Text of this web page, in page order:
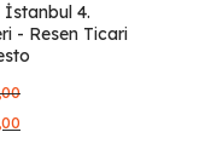
İstanbul 4.
- Resen Ticari